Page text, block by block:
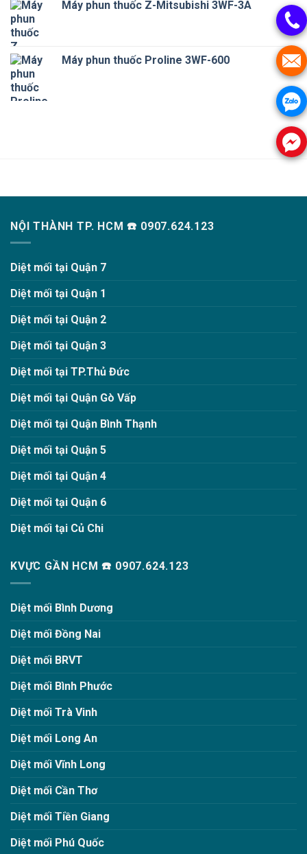
Máy phun thuốc Z-Mitsubishi 3WF-3A
Máy phun thuốc Proline 3WF-600
NỘI THÀNH TP. HCM ☎️ 0907.624.123
Diệt mối tại Quận 7
Diệt mối tại Quận 1
Diệt mối tại Quận 2
Diệt mối tại Quận 3
Diệt mối tại TP.Thủ Đức
Diệt mối tại Quận Gò Vấp
Diệt mối tại Quận Bình Thạnh
Diệt mối tại Quận 5
Diệt mối tại Quận 4
Diệt mối tại Quận 6
Diệt mối tại Củ Chi
KVỰC GẦN HCM ☎️ 0907.624.123
Diệt mối Bình Dương
Diệt mối Đồng Nai
Diệt mối BRVT
Diệt mối Bình Phước
Diệt mối Trà Vinh
Diệt mối Long An
Diệt mối Vĩnh Long
Diệt mối Cần Thơ
Diệt mối Tiền Giang
Diệt mối Phú Quốc